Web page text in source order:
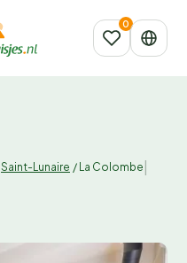
Saint-Lunaire / La Colombe